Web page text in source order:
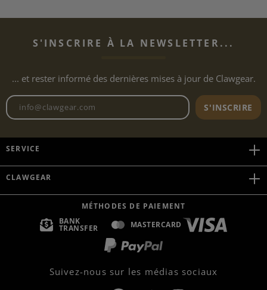
S'INSCRIRE À LA NEWSLETTER...
... et rester informé des dernières mises à jour de Clawgear.
Adresse e-mail de laS'INSCRIRE
SERVICE
CLAWGEAR
MÉTHODES DE PAIEMENT
BANK
TRANSFER MASTERCARD
Suivez-nous sur les médias sociaux